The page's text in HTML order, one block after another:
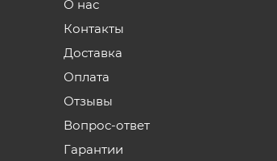
О нас
Контакты
Доставка
Оплата
Отзывы
Вопрос-ответ
Гарантии